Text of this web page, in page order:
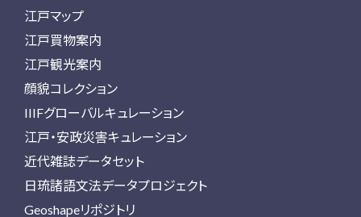
江戸マップ
江戸買物案内
江戸観光案内
顔貌コレクション
IIIFグローバルキュレーション
江戸・安政災害キュレーション
近代雑誌データセット
日琉諸語文法データプロジェクト
Geoshapeリポジトリ